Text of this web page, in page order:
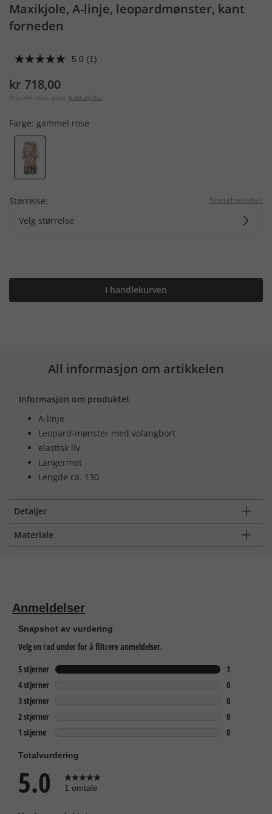
Maxikjole, A-linje, leopardmønster, kant
forneden
5.0 (1)
kr 718,00
Pris inkl. mva. pluss fraktutgifter
Farge: gammel rose
Størrelse: Storrelsestabell
Velg størrelse
I handlekurven
All informasjon om artikkelen
Informasjon om produktet
A-linje
Leopard-mønster med volangbort
elastisk liv
Langermet
Lengde ca. 130
Detaljer
Materiale